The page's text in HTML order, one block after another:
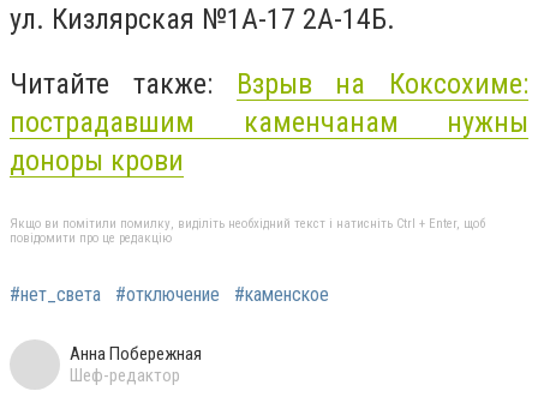
ул. Кизлярская №1А-17 2А-14Б.
Читайте также: Взрыв на Коксохиме:
пострадавшим каменчанам нужны
доноры крови
Якщо ви помітили помилку, виділіть необхідний текст і натисніть Ctrl + Enter, щоб
повідомити про це редакцію
#нет_света #отключение #каменское
Анна Побережная
Шеф-редактор